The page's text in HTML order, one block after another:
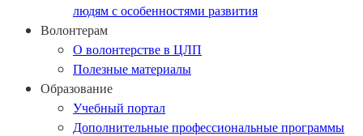
людям с особенностями развития
Волонтерам
О волонтерстве в ЦЛП
Полезные материалы
Образование
Учебный портал
Дополнительные профессиональные программы